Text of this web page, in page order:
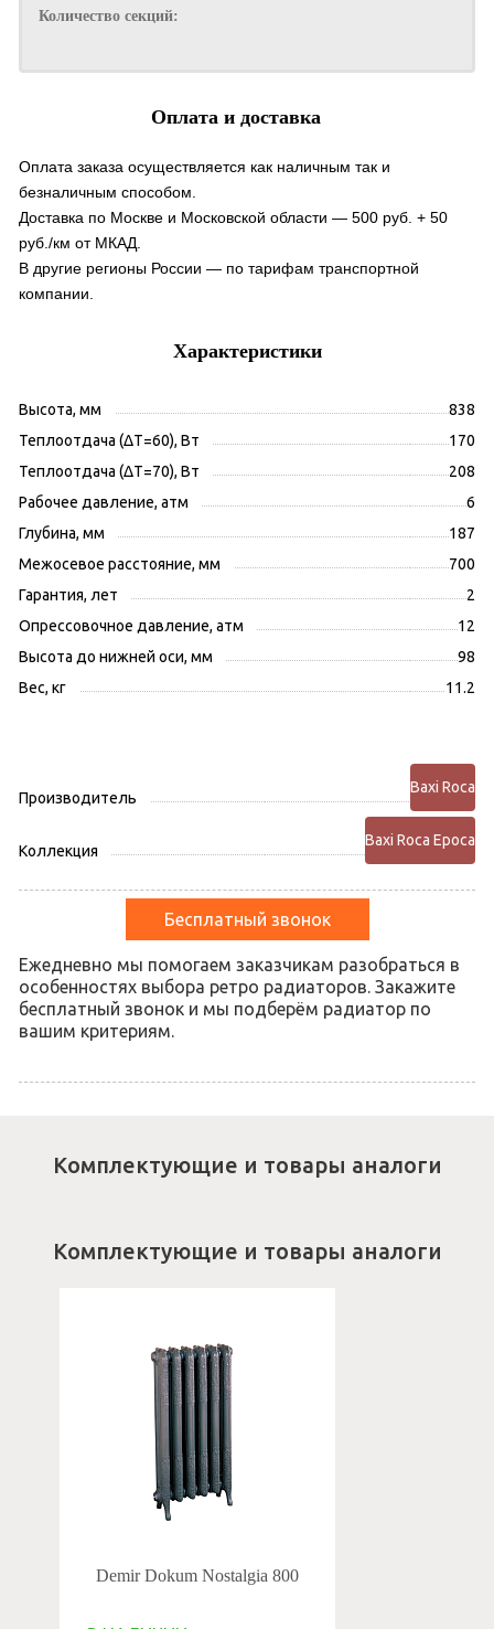
Количество секций:
Оплата и доставка
Оплата заказа осуществляется как наличным так и
безналичным способом.
Доставка по Москве и Московской области — 500 руб. + 50
руб./км от МКАД.
В другие регионы России — по тарифам транспортной
компании.
Характеристики
Высота, мм
838
Теплоотдача (ΔT=60), Вт
170
Теплоотдача (ΔT=70), Вт
208
Рабочее давление, атм
6
Глубина, мм
187
Межосевое расстояние, мм
700
Гарантия, лет
2
Опрессовочное давление, атм
12
Высота до нижней оси, мм
98
Вес, кг
11.2
Производитель
Baxi Roca
Коллекция
Baxi Roca Epoca
Бесплатный звонок
Ежедневно мы помогаем заказчикам разобраться в
особенностях выбора ретро радиаторов. Закажите
бесплатный звонок и мы подберём радиатор по
вашим критериям.
Комплектующие и товары аналоги
Комплектующие и товары аналоги
Demir Dokum Nostalgia 800